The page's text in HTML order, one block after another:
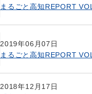
まるごと高知REPORT
2019年06月07日
まるごと高知REPORT
2018年12月17日